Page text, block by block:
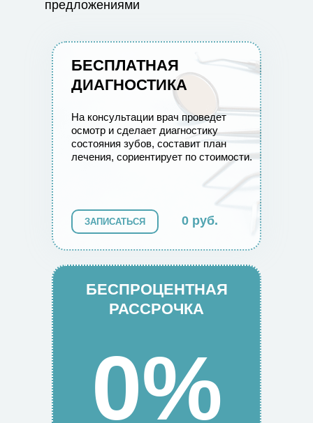
предложениями
БЕСПРОЦЕНТНАЯ
РАССРОЧКА
БЕСПЛАТНАЯ
ДИАГНОСТИКА
На консультации врач проведет
осмотр и сделает диагностику
состояния зубов, составит план
лечения, сориентирует по стоимости.
0%
0 руб.
ЗАПИСАТЬСЯ